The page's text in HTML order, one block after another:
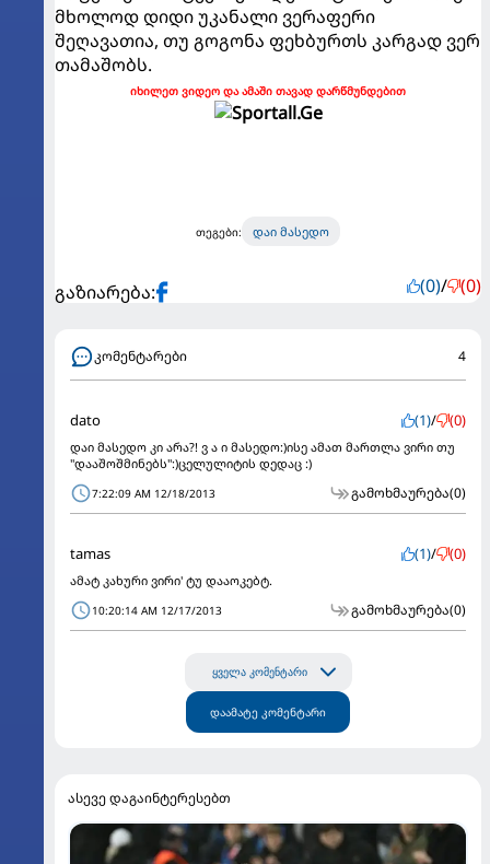
მხოლოდ დიდი უკანალი ვერაფერი
შეღავათია, თუ გოგონა ფეხბურთს კარგად ვერ
თამაშობს.
იხილეთ ვიდეო და ამაში თავად დარწმუნდებით
თეგები: დაი მასედო
გაზიარება: (0)/ (0)
კომენტარები 4
dato (1)/ (0)
დაი მასედო კი არა?! ვ ა ი მასედო:)ისე ამათ მართლა ვირი თუ
"დააშოშმინებს":)ცელულიტის დედაც :)
7:22:09 AM 12/18/2013 გამოხმაურება(0)
tamas (1)/ (0)
ამატ კახური ვირი' ტუ დააოკებტ.
10:20:14 AM 12/17/2013 გამოხმაურება(0)
ყველა კომენტარი
დაამატე კომენტარი
ასევე დაგაინტერესებთ